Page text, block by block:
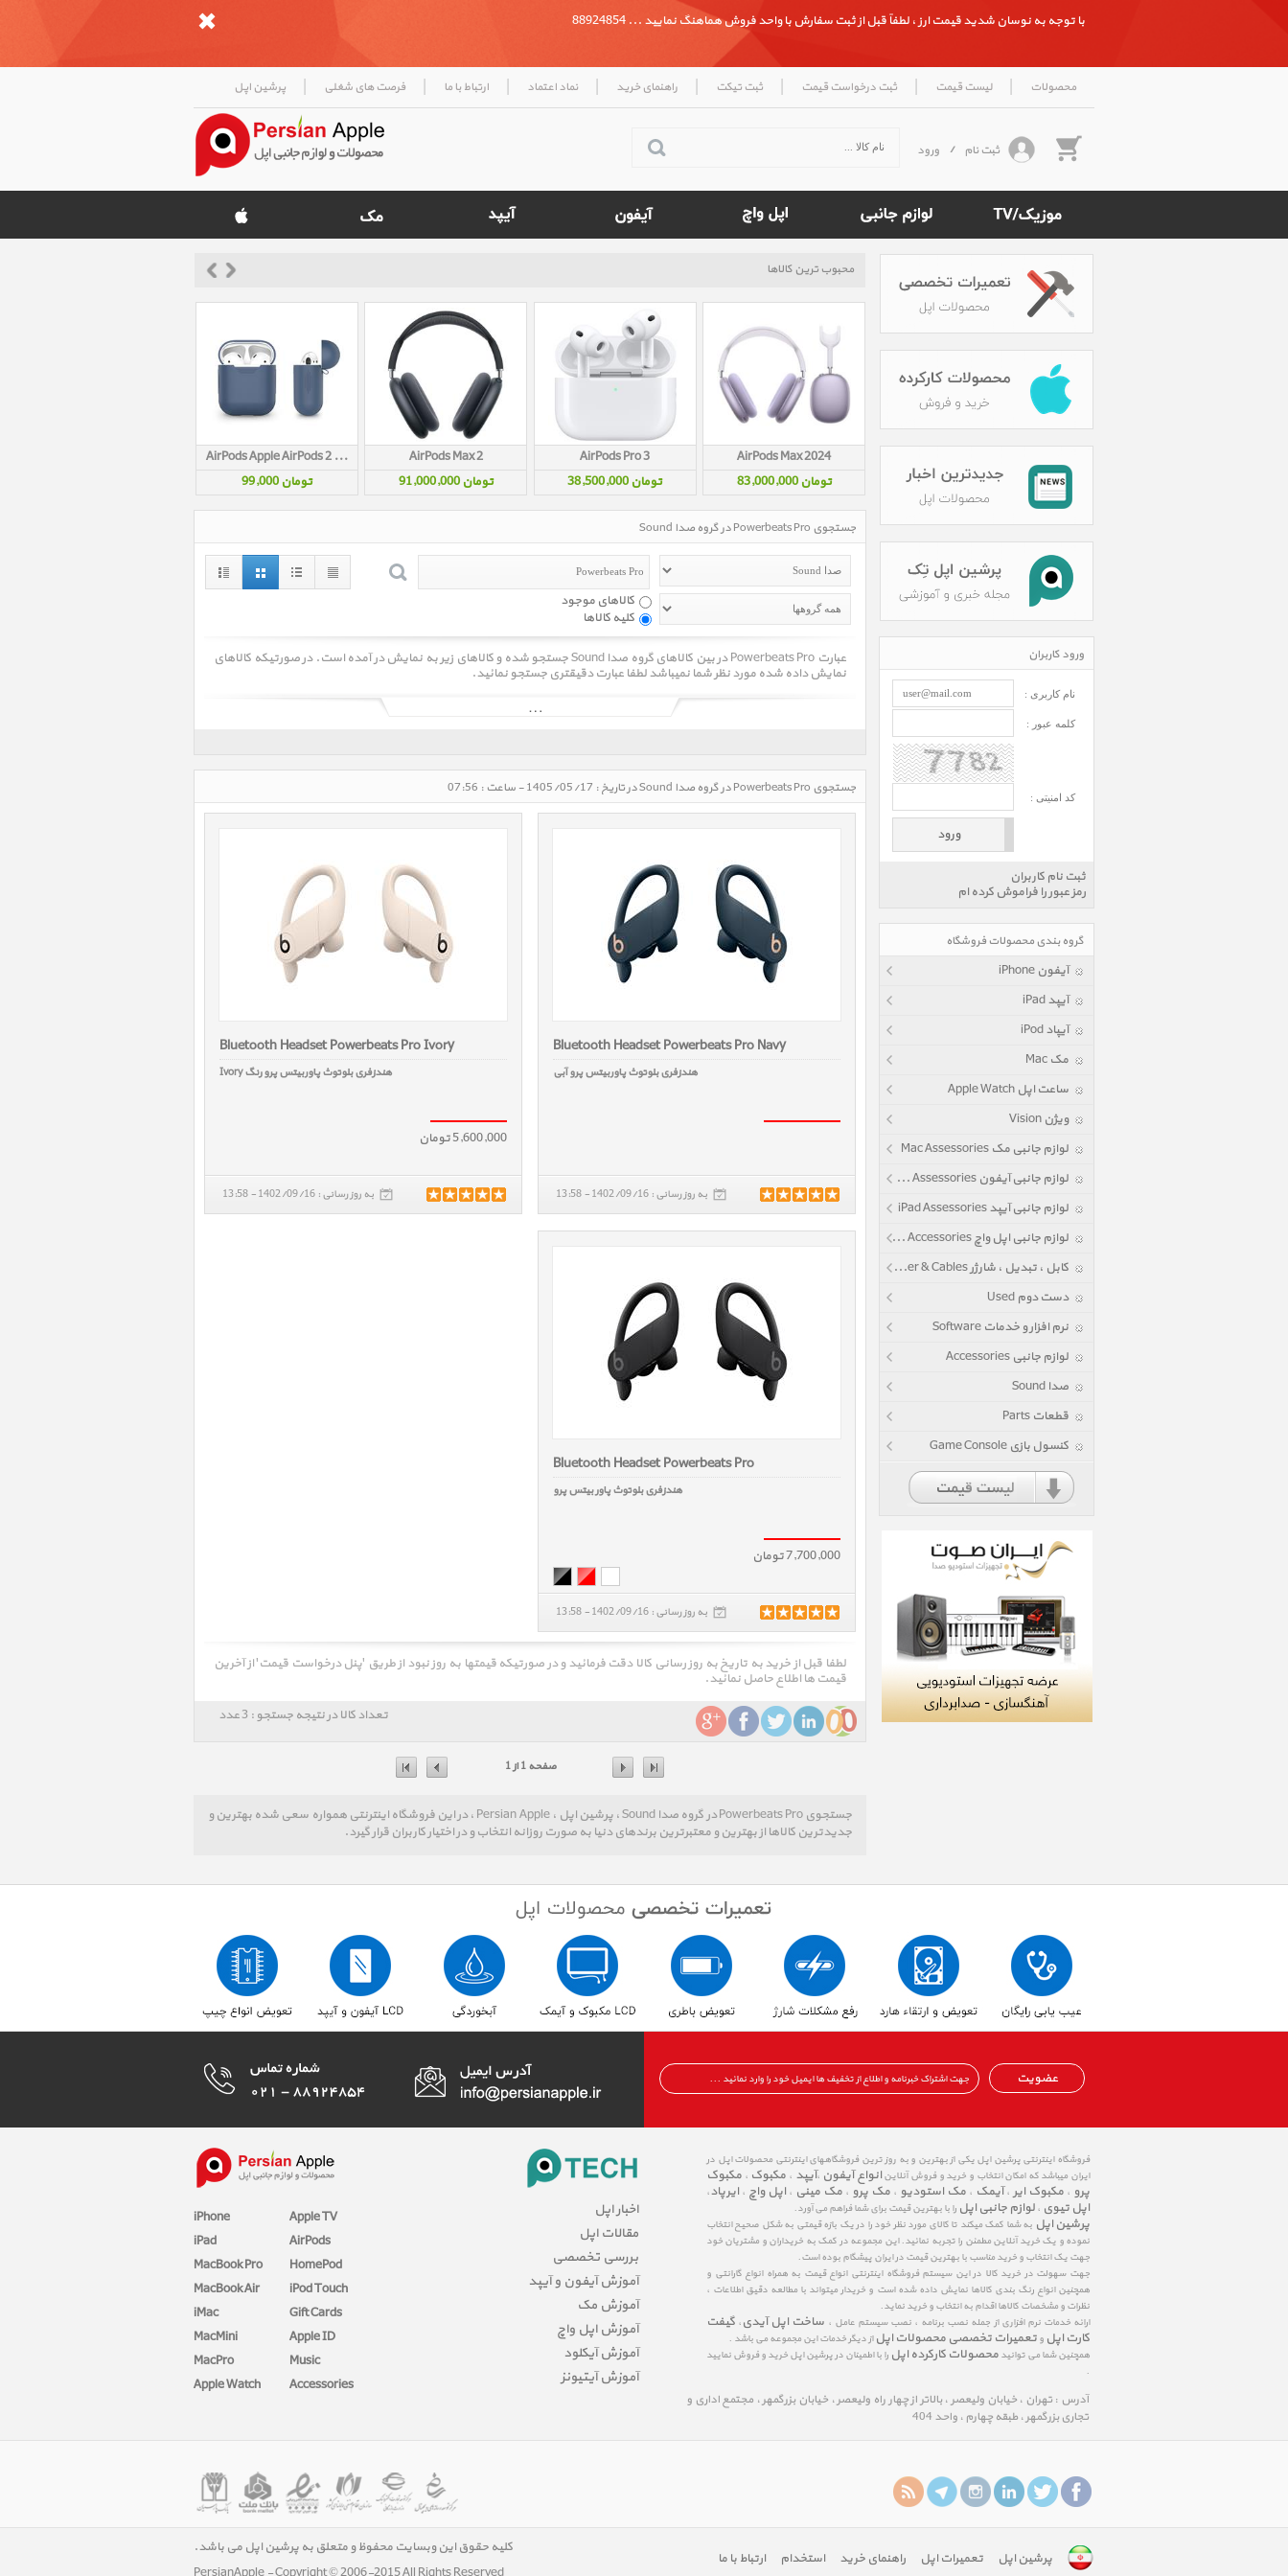
با توجه به نوسان شدید قیمت ارز ، لطفاً قبل از ثبت سفارش با واحد فروش هماهنگ نمایید ... 88924854
محصولات | لیست قیمت | ثبت درخواست قیمت | ثبت تیکت | راهنمای خرید | نماد اعتماد | ارتباط با ما | فرصت های شغلی | پرشین اپل
ثبت نام / ورود
محبوب ترین کالاها
AirPods Apple AirPods 2 Silicon Cover A100
تومان 99,000
AirPods Max 2
تومان 91,000,000
AirPods Pro 3
تومان 38,500,000
AirPods Max 2024
تومان 83,000,000
جستجوی Powerbeats Pro در گروه صدا Sound
کالاهای موجود
کلیه کالاها
عبارت Powerbeats Pro در بین کالاهای گروه صدا Sound جستجو شده و کالاهای زیر به نمایش در آمده است. در صورتیکه کالاهای
نمایش داده شده مورد نظر شما نمیباشد لطفا عبارت دقیقتری جستجو نمائید.
جستجوی Powerbeats Pro در گروه صدا Sound در تاریخ : 1405/05/17 - ساعت : 07:56
Bluetooth Headset Powerbeats Pro Navy
هندزفری بلوتوث پاوربیتس پرو آبی
به روز رسانی : 1402/09/16 - 13:58
Bluetooth Headset Powerbeats Pro Ivory
هندزفری بلوتوث پاوربیتس پرو رنگ Ivory
5,600,000 تومان
به روز رسانی : 1402/09/16 - 13:58
Bluetooth Headset Powerbeats Pro
هندزفری بلوتوث پاور بیتس پرو
7,700,000 تومان
به روز رسانی : 1402/09/16 - 13:58
لطفا قبل از خرید به تاریخ به روز رسانی کالا دقت فرمائید و در صورتیکه قیمتها به روز نبود از طریق 'پنل درخواست قیمت' از آخرین
قیمت ها اطلاع حاصل نمائید.
تعداد کالا در نتیجه جستجو : 3 عدد
صفحه 1 از 1
جستجوی Powerbeats Pro در گروه صدا Sound ، پرشین اپل ، Persian Apple ، در این فروشگاه اینترنتی همواره سعی شده بهترین و
جدیدترین کالاها از بهترین و معتبرترین برندهای دنیا به صورت روزانه انتخاب و در اختیار کاربران قرار گیرد.
ورود کاربران
نام کاربری :
کلمه عبور :
کد امنیتی :
ثبت نام کاربران
رمز عبور را فراموش کرده ام
گروه بندی محصولات فروشگاه
آیفون iPhone
آیپد iPad
آیپاد iPod
مک Mac
ساعت اپل Apple Watch
ویژن Vision
لوازم جانبی مک Mac Assessories
لوازم جانبی آیفون iPhone Assessories
لوازم جانبی آیپد iPad Assessories
لوازم جانبی اپل واچ Apple Watch Accessories
کابل ، تبدیل ، شارژر Power & Cables
دست دوم Used
نرم افزار و خدمات Software
لوازم جانبی Accessories
صدا Sound
قطعات Parts
کنسول بازی Game Console
عضویت
iPhone
iPad
MacBook Pro
MacBook Air
iMac
MacMini
MacPro
Apple Watch
Apple TV
AirPods
HomePod
iPod Touch
Gift Cards
Apple ID
Music
Accessories
اخبار اپل
مقالات اپل
بررسی تخصصی
آموزش آیفون و آیپد
آموزش مک
آموزش اپل واچ
آموزش آیکلود
آموزش آیتیونز
فروشگاه اینترنتی پرشین اپل یکی از بهترین و به روز ترین فروشگاههای اینترنتی محصولات اپل در
ایران میباشد که امکان انتخاب و خرید و فروش آنلاینانواع آیفون ،آیپد ، مکبوک ، مکبوک
پرو ، مکبوک ایر ، آیمک ، مک استودیو ، مک پرو ، مک مینی ، اپل واچ ، ایرپاد،
اپل تیوی ، لوازم جانبی اپل را با بهترین قیمت برای شما فراهم می آورد.
پرشین اپل به شما کمک میکند تا کالای مورد نظر خود را در یک بازه قیمتی به شکل صحیح انتخاب
نموده و یک خرید آنلاین مطمئن را تجربه نمائید. این مجموعه در کمک به خریداران و مشتریان خود
جهت یک انتخاب و خرید مناسب با بهترین قیمت در ایران پیشگام بوده است.
جهت سهولت در خرید کالا در این سیستم فروشگاه اینترنتی انواع قیمت به همراه انواع گارانتی و
همچنین انواع رنگ بندی کالاها نمایش داده شده است و خریدار میتواند با مطالعه دقیق اطلاعات ،
نظرات و مشخصات کالاها اقدام به انتخاب و خرید نماید.
ارائه خدمات نرم افزاری از جمله نصب برنامه ، نصب سیستم عامل ، ساخت اپل آیدی ، گیفت
کارت اپل و تعمیرات تخصصی محصولات اپل از دیگر خدمات این مجموعه می باشد .
همچنین شما می توانید محصولات کارکرده اپل را با اطمینان در پرشین اپل خرید و فروش نمایید
.
آدرس : تهران ، خیابان ولیعصر ، بالاتر از چهار راه ولیعصر ، خیابان بزرگمهر ، مجتمع اداری و
تجاری بزرگمهر ، طبقه چهارم ، واحد 404
پرشین اپل تعمیرات اپل راهنمای خرید استخدام ارتباط با ما
کلیه حقوق این وبسایت محفوظ و متعلق به پرشین اپل می باشد.